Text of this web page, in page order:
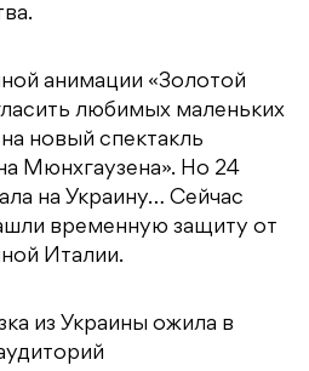
анимации «Золотой
любимых маленьких
новый спектакль
Мюнхгаузена». Но 24
на Украину… Сейчас
временную защиту от
Италии.
из Украины ожила в